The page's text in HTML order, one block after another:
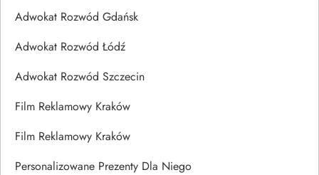
Adwokat Rozwód Gdańsk
Adwokat Rozwód Łódź
Adwokat Rozwód Szczecin
Film Reklamowy Kraków
Film Reklamowy Kraków
Personalizowane Prezenty Dla Niego